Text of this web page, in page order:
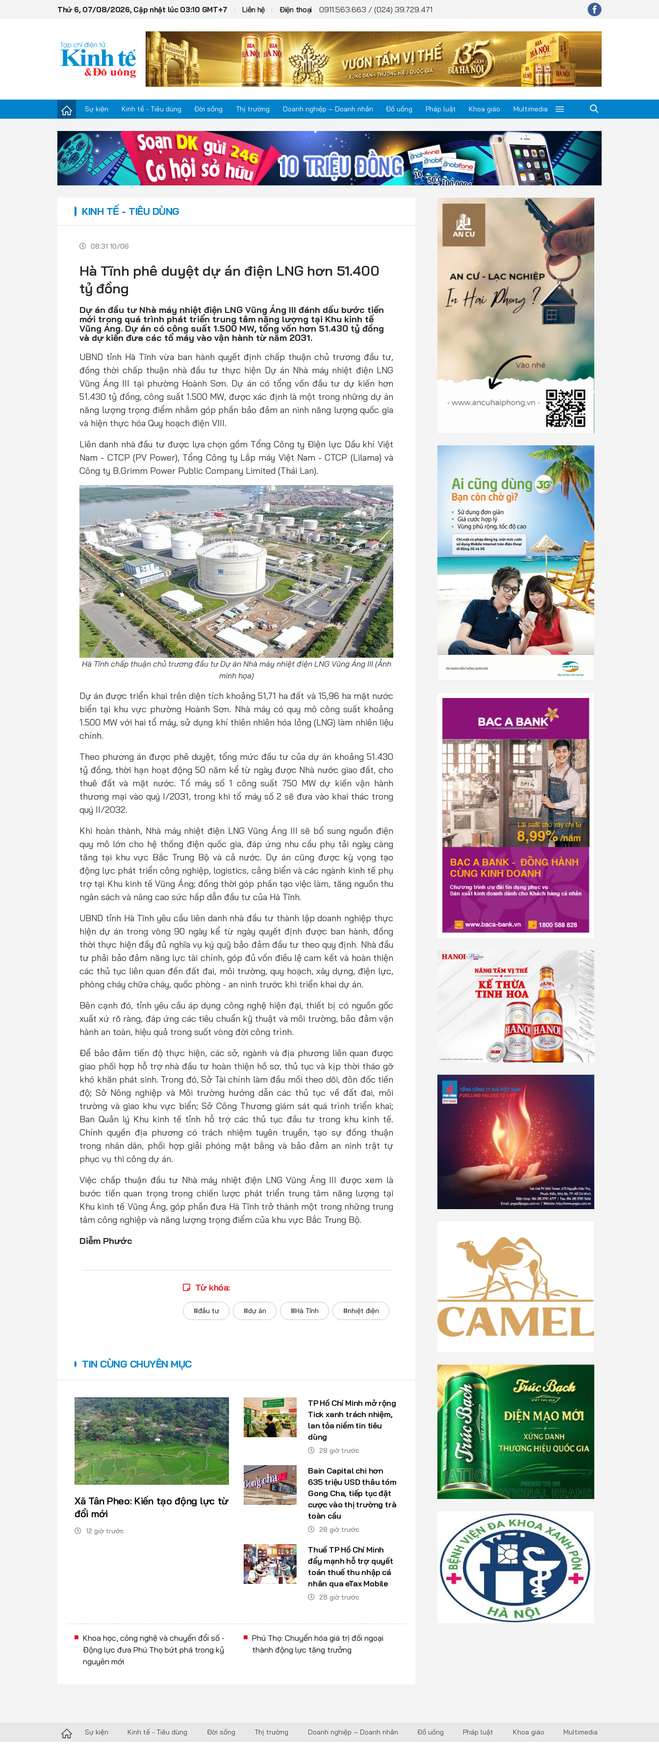
Thứ 6, 07/08/2026, Cập nhật lúc 03:10 GMT+7 Liên hệ Điện thoại 0911.563.663 / (024) 39.729.471
Sự kiện Kinh tế - Tiêu dùng Đời sống Thị trường Doanh nghiệp – Doanh nhân Đồ uống Pháp luật Khoa giáo Multimedia
Kinh tế - Tiêu dùng
Đời sống
Doanh nghiệp – Doanh nhân
Đồ uống
Khoa giáo
Multimedia
KINH TẾ - TIÊU DÙNG
08:31 10/06
Hà Tĩnh phê duyệt dự án điện LNG hơn 51.400
tỷ đồng
Dự án đầu tư Nhà máy nhiệt điện LNG Vũng Áng III đánh dấu bước tiến
mới trong quá trình phát triển trung tâm năng lượng tại Khu kinh tế
Vũng Áng. Dự án có công suất 1.500 MW, tổng vốn hơn 51.430 tỷ đồng
và dự kiến đưa các tổ máy vào vận hành từ năm 2031.
UBND tỉnh Hà Tĩnh vừa ban hành quyết định chấp thuận chủ trương đầu tư,
đồng thời chấp thuận nhà đầu tư thực hiện Dự án Nhà máy nhiệt điện LNG
Vũng Áng III tại phường Hoành Sơn. Dự án có tổng vốn đầu tư dự kiến hơn
51.430 tỷ đồng, công suất 1.500 MW, được xác định là một trong những dự án
năng lượng trọng điểm nhằm góp phần bảo đảm an ninh năng lượng quốc gia
và hiện thực hóa Quy hoạch điện VIII.
Liên danh nhà đầu tư được lựa chọn gồm Tổng Công ty Điện lực Dầu khí Việt
Nam - CTCP (PV Power), Tổng Công ty Lắp máy Việt Nam - CTCP (Lilama) và
Công ty B.Grimm Power Public Company Limited (Thái Lan).
Hà Tĩnh chấp thuận chủ trương đầu tư Dự án Nhà máy nhiệt điện LNG Vũng Áng III (Ảnh
minh họa)
Dự án được triển khai trên diện tích khoảng 51,71 ha đất và 15,96 ha mặt nước
biển tại khu vực phường Hoành Sơn. Nhà máy có quy mô công suất khoảng
1.500 MW với hai tổ máy, sử dụng khí thiên nhiên hóa lỏng (LNG) làm nhiên liệu
chính.
Theo phương án được phê duyệt, tổng mức đầu tư của dự án khoảng 51.430
tỷ đồng, thời hạn hoạt động 50 năm kể từ ngày được Nhà nước giao đất, cho
thuê đất và mặt nước. Tổ máy số 1 công suất 750 MW dự kiến vận hành
thương mại vào quý I/2031, trong khi tổ máy số 2 sẽ đưa vào khai thác trong
quý II/2032.
Khi hoàn thành, Nhà máy nhiệt điện LNG Vũng Áng III sẽ bổ sung nguồn điện
quy mô lớn cho hệ thống điện quốc gia, đáp ứng nhu cầu phụ tải ngày càng
tăng tại khu vực Bắc Trung Bộ và cả nước. Dự án cũng được kỳ vọng tạo
động lực phát triển công nghiệp, logistics, cảng biển và các ngành kinh tế phụ
trợ tại Khu kinh tế Vũng Áng; đồng thời góp phần tạo việc làm, tăng nguồn thu
ngân sách và nâng cao sức hấp dẫn đầu tư của Hà Tĩnh.
UBND tỉnh Hà Tĩnh yêu cầu liên danh nhà đầu tư thành lập doanh nghiệp thực
hiện dự án trong vòng 90 ngày kể từ ngày quyết định được ban hành, đồng
thời thực hiện đầy đủ nghĩa vụ ký quỹ bảo đảm đầu tư theo quy định. Nhà đầu
tư phải bảo đảm năng lực tài chính, góp đủ vốn điều lệ cam kết và hoàn thiện
các thủ tục liên quan đến đất đai, môi trường, quy hoạch, xây dựng, điện lực,
phòng cháy chữa cháy, quốc phòng - an ninh trước khi triển khai dự án.
Bên cạnh đó, tỉnh yêu cầu áp dụng công nghệ hiện đại, thiết bị có nguồn gốc
xuất xứ rõ ràng, đáp ứng các tiêu chuẩn kỹ thuật và môi trường, bảo đảm vận
hành an toàn, hiệu quả trong suốt vòng đời công trình.
Để bảo đảm tiến độ thực hiện, các sở, ngành và địa phương liên quan được
giao phối hợp hỗ trợ nhà đầu tư hoàn thiện hồ sơ, thủ tục và kịp thời tháo gỡ
khó khăn phát sinh. Trong đó, Sở Tài chính làm đầu mối theo dõi, đôn đốc tiến
độ; Sở Nông nghiệp và Môi trường hướng dẫn các thủ tục về đất đai, môi
trường và giao khu vực biển; Sở Công Thương giám sát quá trình triển khai;
Ban Quản lý Khu kinh tế tỉnh hỗ trợ các thủ tục đầu tư trong khu kinh tế.
Chính quyền địa phương có trách nhiệm tuyên truyền, tạo sự đồng thuận
trong nhân dân, phối hợp giải phóng mặt bằng và bảo đảm an ninh trật tự
phục vụ thi công dự án.
Việc chấp thuận đầu tư Nhà máy nhiệt điện LNG Vũng Áng III được xem là
bước tiến quan trọng trong chiến lược phát triển trung tâm năng lượng tại
Khu kinh tế Vũng Áng, góp phần đưa Hà Tĩnh trở thành một trong những trung
tâm công nghiệp và năng lượng trọng điểm của khu vực Bắc Trung Bộ.
Diễm Phước
Từ khóa:
#đầu tư #dự án #Hà Tĩnh #nhiệt điện
TIN CÙNG CHUYÊN MỤC
Xã Tân Pheo: Kiến tạo động lực từ
đổi mới
12 giờ trước
TP Hồ Chí Minh mở rộng
Tick xanh trách nhiệm,
lan tỏa niềm tin tiêu
dùng
28 giờ trước
Bain Capital chi hơn
635 triệu USD thâu tóm
Gong Cha, tiếp tục đặt
cược vào thị trường trà
toàn cầu
28 giờ trước
Thuế TP Hồ Chí Minh
đẩy mạnh hỗ trợ quyết
toán thuế thu nhập cá
nhân qua eTax Mobile
28 giờ trước
Khoa học, công nghệ và chuyển đổi số -
Động lực đưa Phú Thọ bứt phá trong kỷ
nguyên mới
Phú Thọ: Chuyển hóa giá trị đối ngoại
thành động lực tăng trưởng
Sự kiện Kinh tế - Tiêu dùng Đời sống Thị trường Doanh nghiệp – Doanh nhân Đồ uống Pháp luật Khoa giáo Multimedia